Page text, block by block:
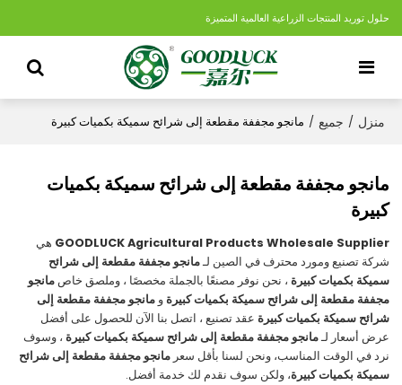
حلول توريد المنتجات الزراعية العالمية المتميزة
منزل / جميع / مانجو مجففة مقطعة إلى شرائح سميكة بكميات كبيرة
مانجو مجففة مقطعة إلى شرائح سميكة بكميات
كبيرة
GOODLUCK Agricultural Products Wholesale Supplier هي
شركة تصنيع ومورد محترف في الصين لـمانجو مجففة مقطعة إلى شرائح
سميكة بكميات كبيرة ، نحن نوفر مصنعًا بالجملة مخصصًا ، وملصق خاصمانجو
مجففة مقطعة إلى شرائح سميكة بكميات كبيرة ومانجو مجففة مقطعة إلى
شرائح سميكة بكميات كبيرة عقد تصنيع ، اتصل بنا الآن للحصول على أفضل
عرض أسعار لـمانجو مجففة مقطعة إلى شرائح سميكة بكميات كبيرة ، وسوف
نرد في الوقت المناسب، ونحن لسنا بأقل سعرمانجو مجففة مقطعة إلى شرائح
سميكة بكميات كبيرة، ولكن سوف نقدم لك خدمة أفضل.